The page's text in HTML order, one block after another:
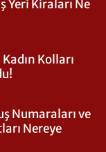
Yeri Kiraları Ne
Kolları
Numaraları ve
Nereye